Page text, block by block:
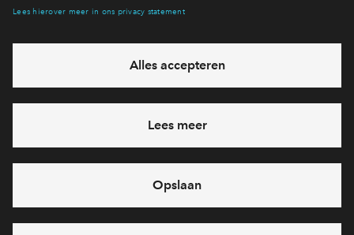
Hiermee blijf je op de hoogte van het belangrijkste nieuws en
Ja, ik wil mij aanmelden
Heb je een vraag en wil je direct antwoord? Bel ons op
71 22 660
feestdagen)
vandaag gesloten, maandag zijn we vanaf 09:00 uur weer